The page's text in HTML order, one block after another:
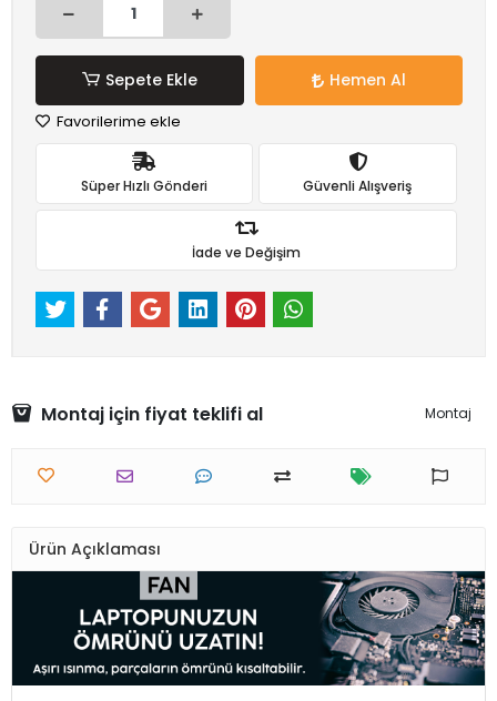
Sepete Ekle Hemen Al
Favorilerime ekle
Süper Hızlı Gönderi Güvenli Alışveriş
İade ve Değişim
Montaj için fiyat teklifi al Montaj
Ürün Açıklaması